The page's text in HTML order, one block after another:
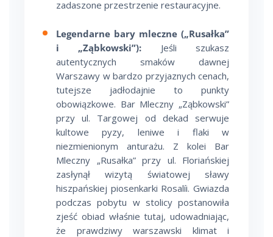
zadaszone przestrzenie restauracyjne.
Legendarne bary mleczne („Rusałka”
i „Ząbkowski”): Jeśli szukasz
autentycznych smaków dawnej
Warszawy w bardzo przyjaznych cenach,
tutejsze jadłodajnie to punkty
obowiązkowe. Bar Mleczny „Ząbkowski”
przy ul. Targowej od dekad serwuje
kultowe pyzy, leniwe i flaki w
niezmienionym anturażu. Z kolei Bar
Mleczny „Rusałka” przy ul. Floriańskiej
zasłynął wizytą światowej sławy
hiszpańskiej piosenkarki Rosalíi. Gwiazda
podczas pobytu w stolicy postanowiła
zjeść obiad właśnie tutaj, udowadniając,
że prawdziwy warszawski klimat i